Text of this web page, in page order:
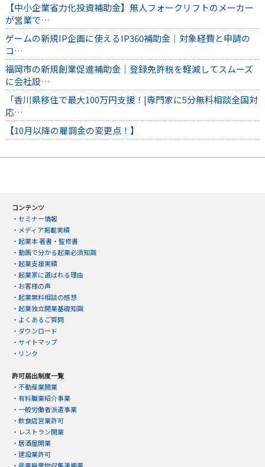
【中小企業省力化投資補助金】無人フォークリフトのメーカー
が営業で…
ゲームの新規IP企画に使えるIP360補助金｜対象経費と申請の
コ…
福岡市の新規創業促進補助金｜登録免許税を軽減してスムーズ
に会社設…
「香川県移住で最大100万円支援！|専門家に5分無料相談全国対
応…
【10月以降の雇調金の変更点！】
コンテンツ
・ セミナー情報
・ メディア掲載実績
・ 起業本 著書・監修書
・ 動画で分かる起業必須知識
・ 起業支援実績
・ 起業家に選ばれる理由
・ お客様の声
・ 起業無料相談の感想
・ 起業独立開業基礎知識
・ よくあるご質問
・ ダウンロード
・ サイトマップ
・ リンク
許可届出制度一覧
・ 不動産業開業
・ 有料職業紹介事業
・ 一般労働者派遣事業
・ 飲食店営業許可
・ レストラン開業
・ 居酒屋開業
・ 建設業許可